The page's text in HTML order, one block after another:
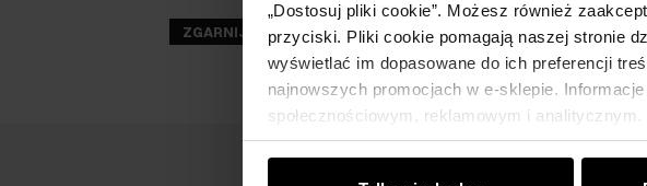
„Dostosuj pliki cookie”. Możesz również
przyciski. Pliki cookie pomagają naszej stronie
wyświetlać im dopasowane do ich preferencji
najnowszych promocjach w e-sklepie.
społecznościowym, reklamowym i
od Ciebie lub uzyskanymi podczas korzystania z
ZGARNIJ -30%